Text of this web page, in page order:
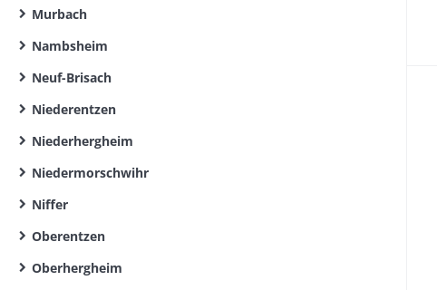
Murbach
Nambsheim
Neuf-Brisach
Niederentzen
Niederhergheim
Niedermorschwihr
Niffer
Oberentzen
Oberhergheim